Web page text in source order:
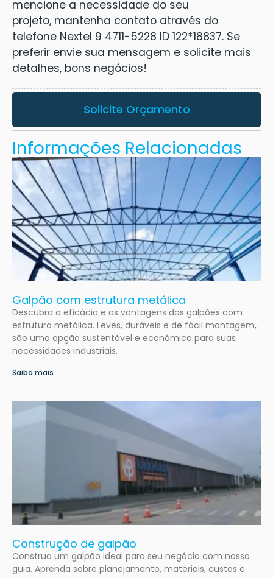
mencione a necessidade do seu
projeto, mantenha contato através do
telefone Nextel 9 4711-5228 ID 122*18837. Se
preferir envie sua mensagem e solicite mais
detalhes, bons negócios!
Solicite Orçamento
Informações Relacionadas
Galpão com estrutura metálica
Descubra a eficácia e as vantagens dos galpões com
estrutura metálica. Leves, duráveis e de fácil montagem,
são uma opção sustentável e económica para suas
necessidades industriais.
Saiba mais
Construção de galpão
Construa um galpão ideal para seu negócio com nosso
guia. Aprenda sobre planejamento, materiais, custos e